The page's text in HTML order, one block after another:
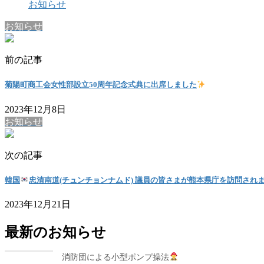
お知らせ
お知らせ
前の記事
菊陽町商工会女性部設立50周年記念式典に出席しました
2023年12月8日
お知らせ
次の記事
韓国 忠清南道(チュンチョンナムド) 議員の皆さまが熊本県庁を訪問され
2023年12月21日
最新のお知らせ
消防団による小型ポンプ操法